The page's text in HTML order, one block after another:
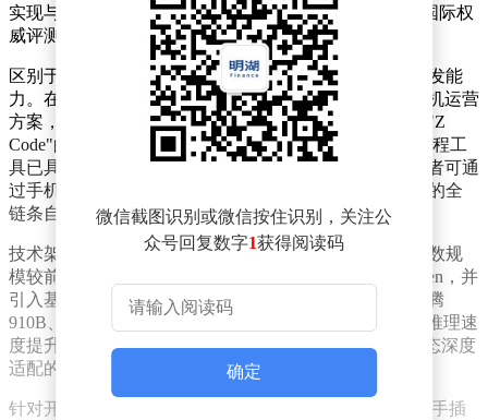
实现与闭源标杆模型Claude Opus 4.5的性能对齐，并在国际权
威评测中斩获开源模型榜首、全球综合排名第四的佳绩。
区别于传统代码生成工具，GLM-5展现出系统级工程开发能
力。在模拟商业场景测试中，该模型自主设计自动售货机运营
方案，实现年收益4432美元的优化结果；更开发出名为"Z
Code"的集成开发环境（IDE），这款由AI自主编写的编程工
具已具备代码补全、错误检测和自动化测试功能。开发者可通
过手机端远程操控桌面AI，实现从需求分析到代码部署的全
链条自动化开发。
技术架构层面，GLM-5通过三大升级实现性能跃迁：参数规
模较前代翻倍至7440亿，训练数据量扩展至28.5万亿token，并
引入基于国产芯片优化的稀疏注意力机制。该模型在昇腾
910B、摩尔线程MTT S80等国产算力平台上实现30%的推理速
度提升，同时能耗降低25%，成为首个完成国产算力生态深度
适配的千亿级大模型。
针对开发者场景，智谱推出三项创新工具：Excel智能助手插
微信截图识别或微信按住识别，关注公
众号回复数字1获得阅读码
确定